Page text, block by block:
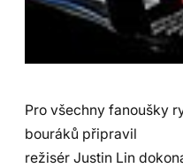
Pro všechny fanoušky
bouráků připravil
režisér Justin Lin